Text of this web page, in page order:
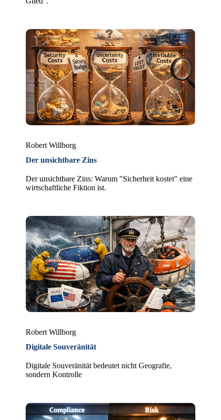
Robert Willborg
Der unsichtbare Zins
Der unsichtbare Zins: Warum "Sicherheit kostet" eine
wirtschaftliche Fiktion ist.
Robert Willborg
Digitale Souveränität
Digitale Souveränität bedeutet nicht Geografie,
sondern Kontrolle